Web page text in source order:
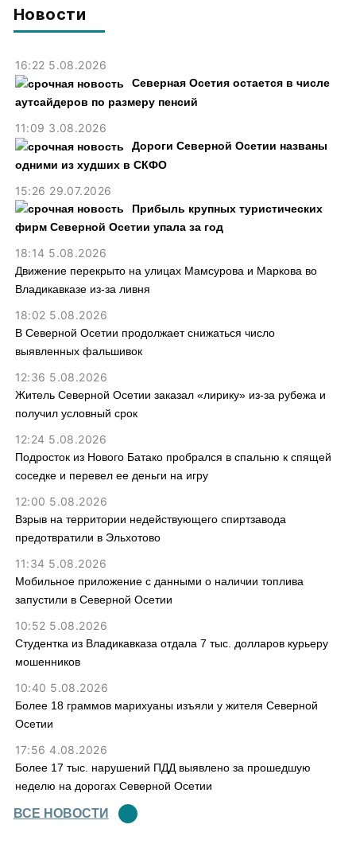
Новости
16:22 5.08.2026
Северная Осетия остается в числе
аутсайдеров по размеру пенсий
11:09 3.08.2026
Дороги Северной Осетии названы
одними из худших в СКФО
15:26 29.07.2026
Прибыль крупных туристических
фирм Северной Осетии упала за год
18:14 5.08.2026
Движение перекрыто на улицах Мамсурова и Маркова во
Владикавказе из-за ливня
18:02 5.08.2026
В Северной Осетии продолжает снижаться число
выявленных фальшивок
12:36 5.08.2026
Житель Северной Осетии заказал «лирику» из-за рубежа и
получил условный срок
12:24 5.08.2026
Подросток из Нового Батако пробрался в спальню к спящей
соседке и перевел ее деньги на игру
12:00 5.08.2026
Взрыв на территории недействующего спиртзавода
предотвратили в Эльхотово
11:34 5.08.2026
Мобильное приложение с данными о наличии топлива
запустили в Северной Осетии
10:52 5.08.2026
Студентка из Владикавказа отдала 7 тыс. долларов курьеру
мошенников
10:40 5.08.2026
Более 18 граммов марихуаны изъяли у жителя Северной
Осетии
17:56 4.08.2026
Более 17 тыс. нарушений ПДД выявлено за прошедшую
неделю на дорогах Северной Осетии
ВСЕ НОВОСТИ